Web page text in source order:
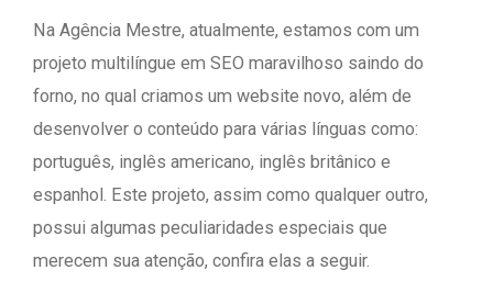
Na Agência Mestre, atualmente, estamos com um
projeto multilíngue em SEO maravilhoso saindo do
forno, no qual criamos um website novo, além de
desenvolver o conteúdo para várias línguas como:
português, inglês americano, inglês britânico e
espanhol. Este projeto, assim como qualquer outro,
possui algumas peculiaridades especiais que
merecem sua atenção, confira elas a seguir.